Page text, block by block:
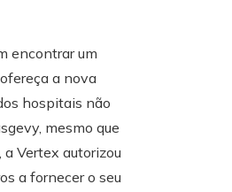
encontrar um
a nova
hospitais não
mesmo que
a Vertex autorizou
a fornecer o seu